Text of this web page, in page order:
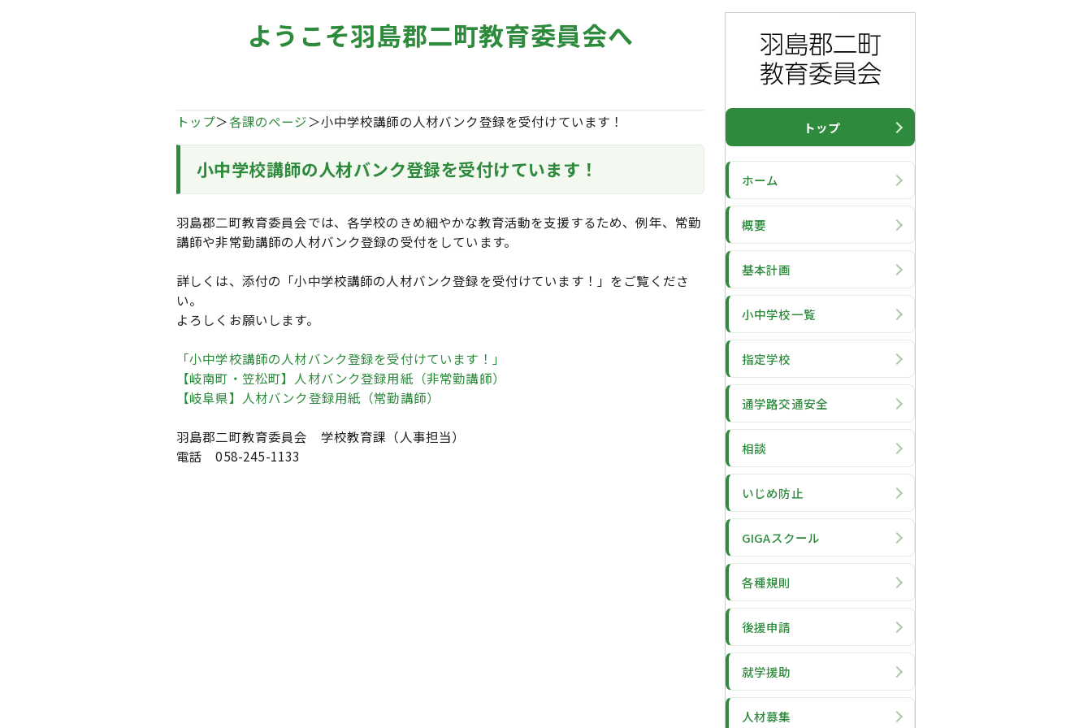
ようこそ羽島郡二町教育委員会へ
トップ＞各課のページ＞小中学校講師の人材バンク登録を受付けています！
小中学校講師の人材バンク登録を受付けています！
羽島郡二町教育委員会では、各学校のきめ細やかな教育活動を支援するため、例年、常勤
講師や非常勤講師の人材バンク登録の受付をしています。
詳しくは、添付の「小中学校講師の人材バンク登録を受付けています！」をご覧くださ
い。
よろしくお願いします。
「小中学校講師の人材バンク登録を受付けています！」
【岐南町・笠松町】人材バンク登録用紙（非常勤講師）
【岐阜県】人材バンク登録用紙（常勤講師）
羽島郡二町教育委員会 学校教育課（人事担当）
電話 058-245-1133
トップ
ホーム
概要
基本計画
小中学校一覧
指定学校
通学路交通安全
相談
いじめ防止
GIGAスクール
各種規則
後援申請
就学援助
人材募集